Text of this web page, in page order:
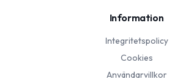
Information
Integritetspolicy
Cookies
Användarvillkor